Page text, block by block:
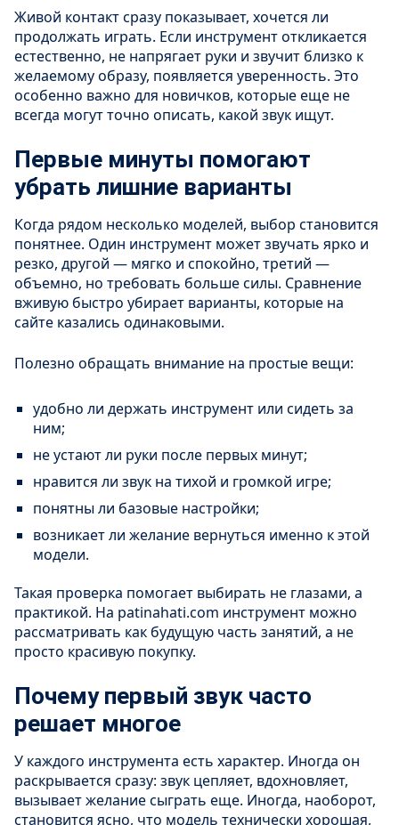
Живой контакт сразу показывает, хочется ли
продолжать играть. Если инструмент откликается
естественно, не напрягает руки и звучит близко к
желаемому образу, появляется уверенность. Это
особенно важно для новичков, которые еще не
всегда могут точно описать, какой звук ищут.
Первые минуты помогают
убрать лишние варианты
Когда рядом несколько моделей, выбор становится
понятнее. Один инструмент может звучать ярко и
резко, другой — мягко и спокойно, третий —
объемно, но требовать больше силы. Сравнение
вживую быстро убирает варианты, которые на
сайте казались одинаковыми.
Полезно обращать внимание на простые вещи:
удобно ли держать инструмент или сидеть за
ним;
не устают ли руки после первых минут;
нравится ли звук на тихой и громкой игре;
понятны ли базовые настройки;
возникает ли желание вернуться именно к этой
модели.
Такая проверка помогает выбирать не глазами, а
практикой. На patinahati.com инструмент можно
рассматривать как будущую часть занятий, а не
просто красивую покупку.
Почему первый звук часто
решает многое
У каждого инструмента есть характер. Иногда он
раскрывается сразу: звук цепляет, вдохновляет,
вызывает желание сыграть еще. Иногда, наоборот,
становится ясно, что модель технически хорошая,